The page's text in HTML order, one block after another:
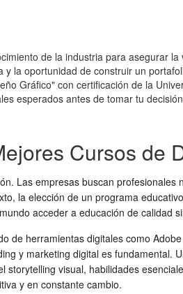
de la industria para asegurar
la oportunidad de construir un
Gráfico" con certificación de la
esperados antes de tomar tu
Cursos de
Las empresas buscan
la elección de un programa
acceder a educación de calidad
de herramientas digitales como
y marketing digital es
visual, habilidades
y en constante cambio.